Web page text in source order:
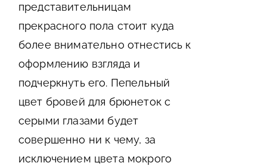
представительницам
прекрасного пола стоит куда
более внимательно отнестись к
оформлению взгляда и
подчеркнуть его. Пепельный
цвет бровей для брюнеток с
серыми глазами будет
совершенно ни к чему, за
исключением цвета мокрого